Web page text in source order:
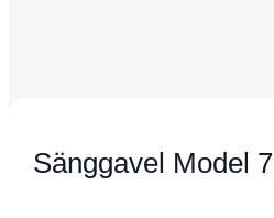
Sänggavel Model 7